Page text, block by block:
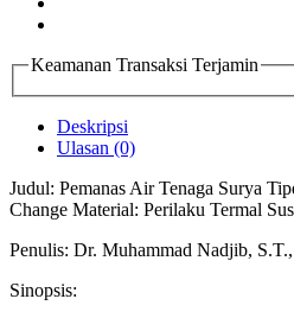
Keamanan Transaksi Terjamin
Deskripsi
Ulasan (0)
Judul: Pemanas Air Tenaga Surya
Change Material: Perilaku Termal
Penulis: Dr. Muhammad Nadjib,
Sinopsis: